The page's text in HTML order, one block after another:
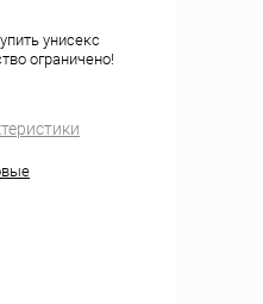
унисекс
ограничено!